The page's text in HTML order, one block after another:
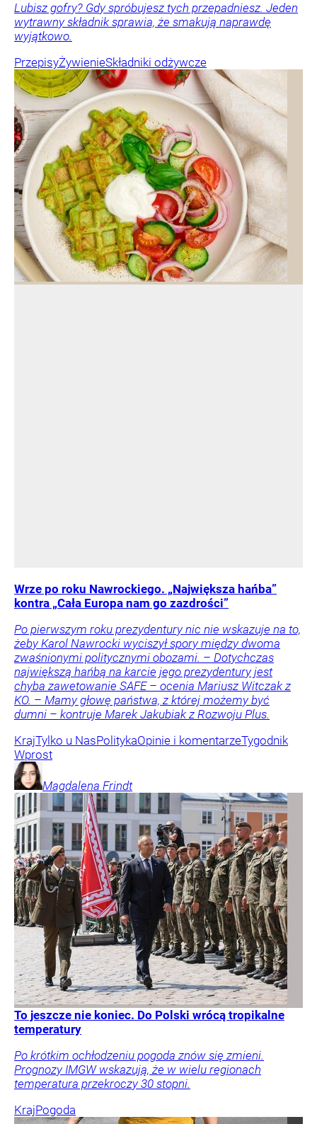
Lubisz gofry? Gdy spróbujesz tych przepadniesz. Jeden
wytrawny składnik sprawia, że smakują naprawdę
wyjątkowo.
PrzepisyŻywienieSkładniki odżywcze
Wrze po roku Nawrockiego. „Największa hańba”
kontra „Cała Europa nam go zazdrości”
Po pierwszym roku prezydentury nic nie wskazuje na to,
żeby Karol Nawrocki wyciszył spory między dwoma
zwaśnionymi politycznymi obozami. – Dotychczas
największą hańbą na karcie jego prezydentury jest
chyba zawetowanie SAFE – ocenia Mariusz Witczak z
KO. – Mamy głowę państwa, z której możemy być
dumni – kontruje Marek Jakubiak z Rozwoju Plus.
KrajTylko u NasPolitykaOpinie i komentarzeTygodnik
Wprost
Magdalena Frindt
To jeszcze nie koniec. Do Polski wrócą tropikalne
temperatury
Po krótkim ochłodzeniu pogoda znów się zmieni.
Prognozy IMGW wskazują, że w wielu regionach
temperatura przekroczy 30 stopni.
KrajPogoda